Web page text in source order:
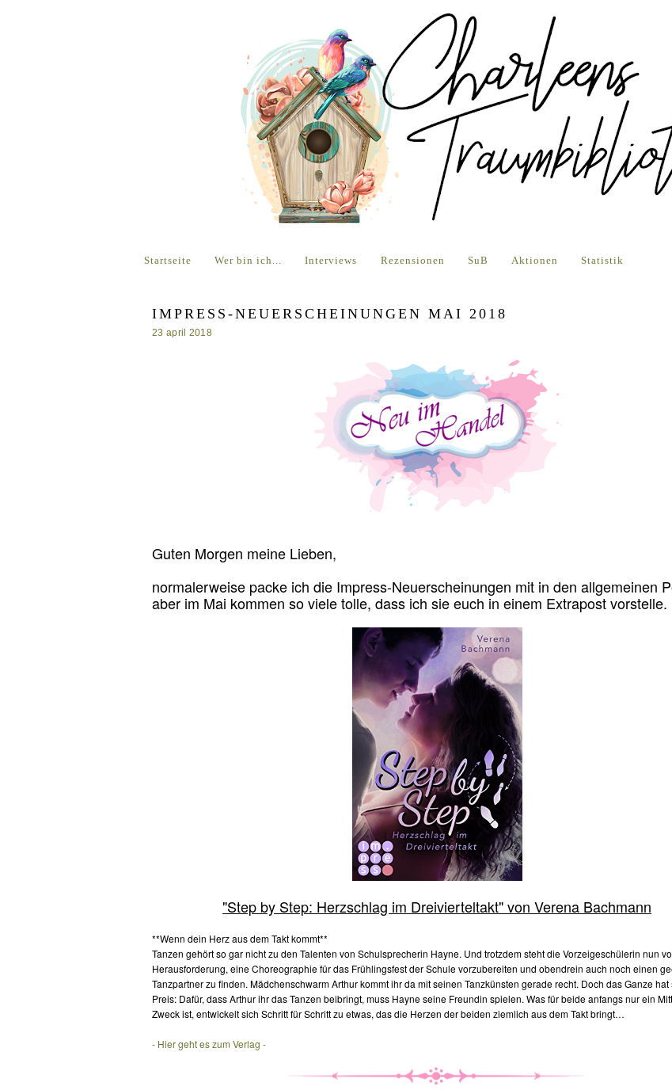
Startseite Wer bin ich... Interviews Rezensionen SuB Aktionen Statistik
IMPRESS-NEUERSCHEINUNGEN MAI 2018
23 april 2018
Guten Morgen meine Lieben,
normalerweise packe ich die Impress-Neuerscheinungen mit in den allgemeinen
aber im Mai kommen so viele tolle, dass ich sie euch in einem Extrapost vorstelle.
"Step by Step: Herzschlag im Dreivierteltakt" von Verena Bachmann
**Wenn dein Herz aus dem Takt kommt**
Tanzen gehört so gar nicht zu den Talenten von Schulsprecherin Hayne. Und trotzdem steht die Vorzeigeschülerin nun
Herausforderung, eine Choreographie für das Frühlingsfest der Schule vorzubereiten und obendrein auch noch einen
Tanzpartner zu finden. Mädchenschwarm Arthur kommt ihr da mit seinen Tanzkünsten gerade recht. Doch das Ganze hat
Preis: Dafür, dass Arthur ihr das Tanzen beibringt, muss Hayne seine Freundin spielen. Was für beide anfangs nur ein
Zweck ist, entwickelt sich Schritt für Schritt zu etwas, das die Herzen der beiden ziemlich aus dem Takt bringt…
- Hier geht es zum Verlag -